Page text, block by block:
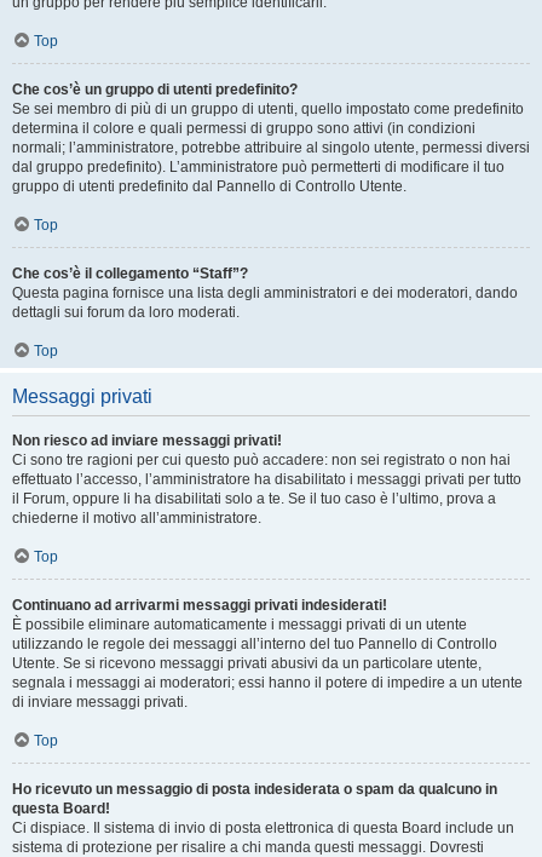
Top
Che cos’è un gruppo di utenti predefinito?
Se sei membro di più di un gruppo di utenti, quello impostato come predefinito
determina il colore e quali permessi di gruppo sono attivi (in condizioni
normali; l’amministratore, potrebbe attribuire al singolo utente, permessi diversi
dal gruppo predefinito). L’amministratore può permetterti di modificare il tuo
gruppo di utenti predefinito dal Pannello di Controllo Utente.
Top
Che cos’è il collegamento “Staff”?
Questa pagina fornisce una lista degli amministratori e dei moderatori, dando
dettagli sui forum da loro moderati.
Top
Messaggi privati
Non riesco ad inviare messaggi privati!
Ci sono tre ragioni per cui questo può accadere: non sei registrato o non hai
effettuato l’accesso, l’amministratore ha disabilitato i messaggi privati per tutto
il Forum, oppure li ha disabilitati solo a te. Se il tuo caso è l’ultimo, prova a
chiederne il motivo all’amministratore.
Top
Continuano ad arrivarmi messaggi privati indesiderati!
È possibile eliminare automaticamente i messaggi privati ​​di un utente
utilizzando le regole dei messaggi all’interno del tuo Pannello di Controllo
Utente. Se si ricevono messaggi privati ​​abusivi da un particolare utente,
segnala i messaggi ai moderatori; essi hanno il potere di impedire a un utente
di inviare messaggi privati​​.
Top
Ho ricevuto un messaggio di posta indesiderata o spam da qualcuno in
questa Board!
Ci dispiace. Il sistema di invio di posta elettronica di questa Board include un
sistema di protezione per risalire a chi manda questi messaggi. Dovresti